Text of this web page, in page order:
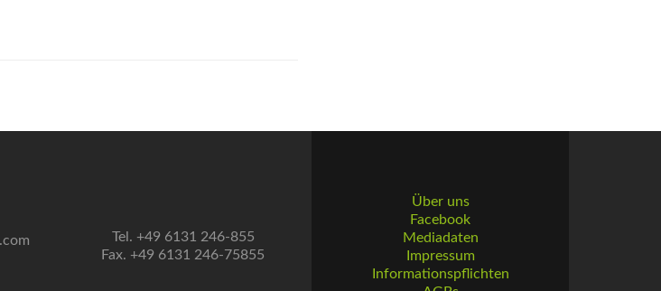
Tel. +49 6131 246-855
Fax. +49 6131 246-75855
Über uns
Facebook
Mediadaten
Impressum
Informationspflichten